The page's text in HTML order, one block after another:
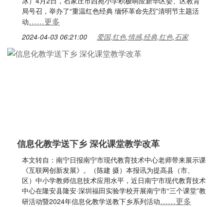
局号召，举办了“重温红色经典 缅怀革命先烈”清明节主题活
动……更多
2024-04-03 06:21:00 爱国,红色,情感,经典,红色,石家
信息化教学送下乡 深化课堂教学改革
本文转自：南宁日报南宁市现代教育技术中心老师带来展示课
《互联网创新发展》。（陈建 摄）本报讯为提高县（市、
区）中小学教师信息技术应用水平，近日南宁市现代教育技术
中心在隆安县隆安·深圳福田实验学校开展南宁市“三个课堂”教
研活动暨2024年信息化教学送教下乡系列活动……更多